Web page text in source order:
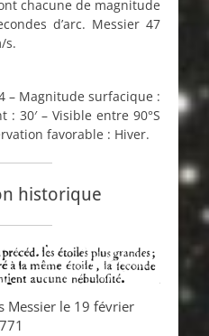
chacune de magnitude
d’arc. Messier 47
s.
– Magnitude surfacique :
30′ – Visible entre 90°S
favorable : Hiver.
historique
Messier le 19 février